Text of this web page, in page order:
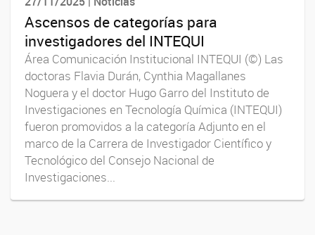
Ascensos de categorías para
investigadores del INTEQUI
Área Comunicación Institucional INTEQUI (©) Las
doctoras Flavia Durán, Cynthia Magallanes
Noguera y el doctor Hugo Garro del Instituto de
Investigaciones en Tecnología Química (INTEQUI)
fueron promovidos a la categoría Adjunto en el
marco de la Carrera de Investigador Científico y
Tecnológico del Consejo Nacional de
Investigaciones...